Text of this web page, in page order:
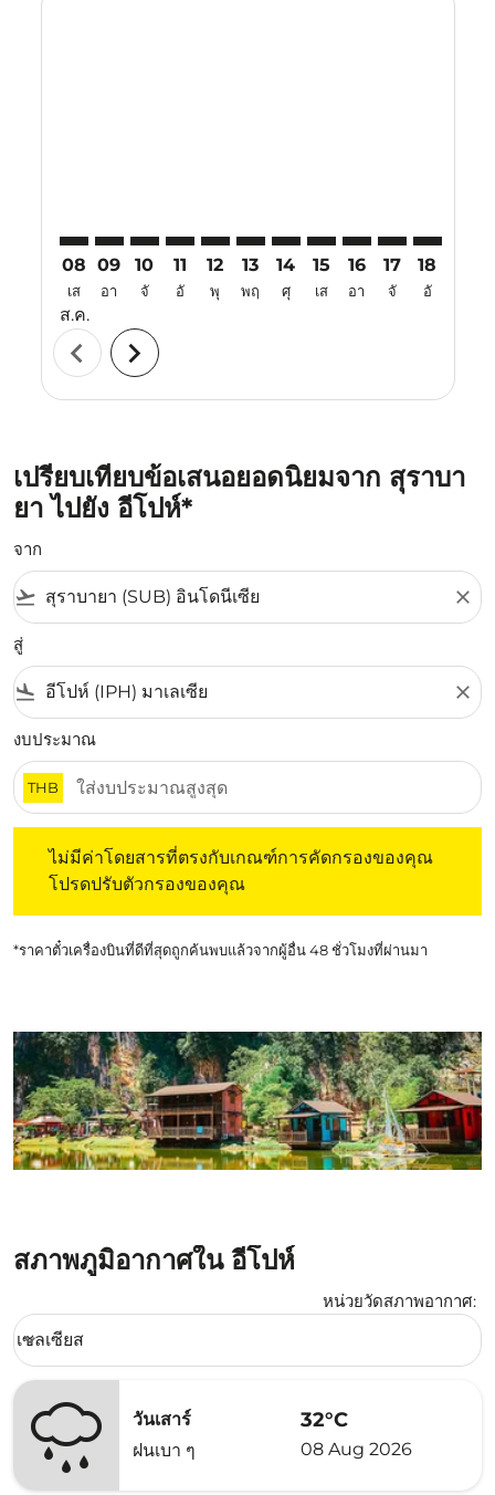
08
เส
ส.ค.
09
อา
10
จั
11
อั
12
พุ
13
พฤ
14
ศุ
15
เส
16
อา
17
จั
18
อั
chevron_left chevron_right
เปรียบเทียบข้อเสนอยอดนิยมจาก สุราบา
ยา ไปยัง อีโปห์*
จาก
flight_takeoff close
สู่
flight_land close
งบประมาณ
THB
ไม่มีค่าโดยสารที่ตรงกับเกณฑ์การคัดกรองของคุณ
โปรดปรับตัวกรองของคุณ
*ราคาตั๋วเครื่องบินที่ดีที่สุดถูกค้นพบแล้วจากผู้อื่น 48 ชั่วโมงที่ผ่านมา
สภาพภูมิอากาศใน อีโปห์
หน่วยวัดสภาพอากาศ:
Weather unit option เซลเซียส Selected
เซลเซียส
keyboard_arrow_down
วันเสาร์
ฝนเบา ๆ
32°C
08 Aug 2026